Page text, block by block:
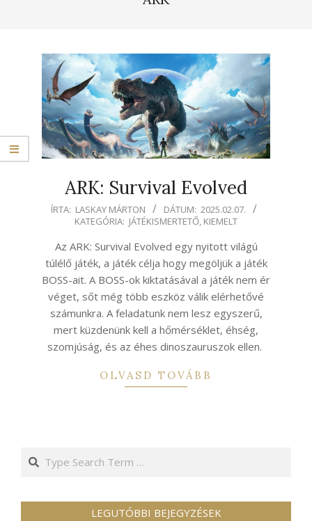
ARK: Survival Evolved
2025-
ÍRTA: LASKAY MÁRTON DÁTUM: 2025.02.07.
KATEGÓRIA: JÁTÉKISMERTETŐ, KIEMELT
Az ARK: Survival Evolved egy nyitott világú
túlélő játék, a játék célja hogy megöljük a játék
BOSS-ait. A BOSS-ok kiktatásával a játék nem ér
véget, sőt még több eszköz válik elérhetővé
számunkra. A feladatunk nem lesz egyszerű,
mert küzdenünk kell a hőmérséklet, éhség,
szomjúság, és az éhes dinoszauruszok ellen.
OLVASD TOVÁBB
Search
LEGUTÓBBI BEJEGYZÉSEK